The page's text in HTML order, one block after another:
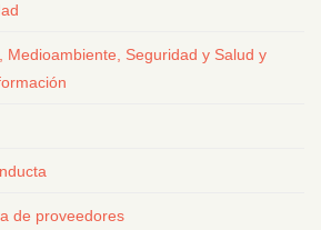
Medioambiente, Seguridad y Salud y
de proveedores